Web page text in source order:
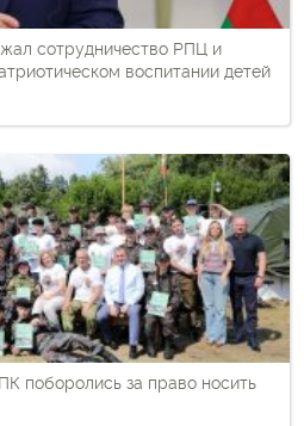
сотрудничество РПЦ и
воспитании детей
поборолись за право носить